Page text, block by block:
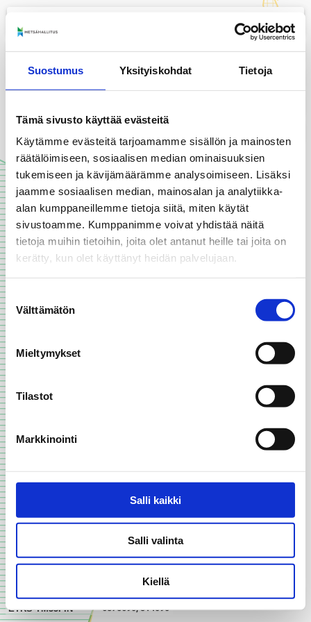
Suostumus Yksityiskohdat Tietoja
Tämä sivusto käyttää evästeitä
Käytämme evästeitä tarjoamamme sisällön ja mainosten
räätälöimiseen, sosiaalisen median ominaisuuksien
tukemiseen ja kävijämäärämme analysoimiseen. Lisäksi
jaamme sosiaalisen median, mainosalan ja analytiikka-
alan kumppaneillemme tietoja siitä, miten käytät
sivustoamme. Kumppanimme voivat yhdistää näitä
tietoja muihin tietoihin, joita olet antanut heille tai joita on
kerätty, kun olet käyttänyt heidän palvelujaan.
Suostumuksen
valinta
Välttämätön
Mieltymykset
Tilastot
Markkinointi
Salli kaikki
Salli valinta
Kiellä
my_location
6875690, 314090
+